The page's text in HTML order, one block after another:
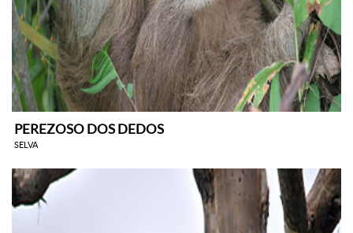
PEREZOSO DOS DEDOS
SELVA